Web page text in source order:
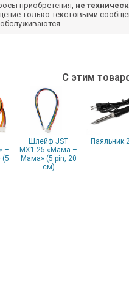
приобретения, не
только текстовыми
С этим
–
(5
Шлейф JST
MX1.25 «Мама –
Мама» (5 pin, 20
см)
Паяльник